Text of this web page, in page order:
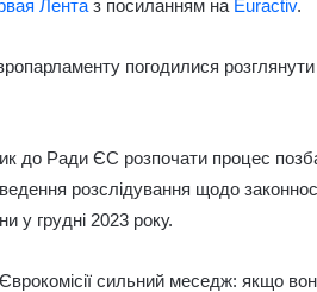
Лента з посиланням на Euractiv.
погодилися
до Ради ЄС розпочати процес
розслідування щодо
у грудні 2023 року.
сильний меседж: якщо